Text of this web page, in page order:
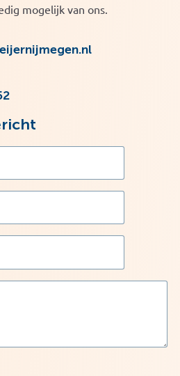
mogelijk van ons.